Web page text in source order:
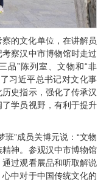
的文化单位，在讲解员
察汉中市博物馆时走过
品”陈列室、文物和“非
习近平总书记对文化事
史指示，强化了传承汉
学员视野，有利于提升
”成员关博元说：“文物
神。参观汉中市博物馆
过观看展品和听取解说
中对于中国传统文化的